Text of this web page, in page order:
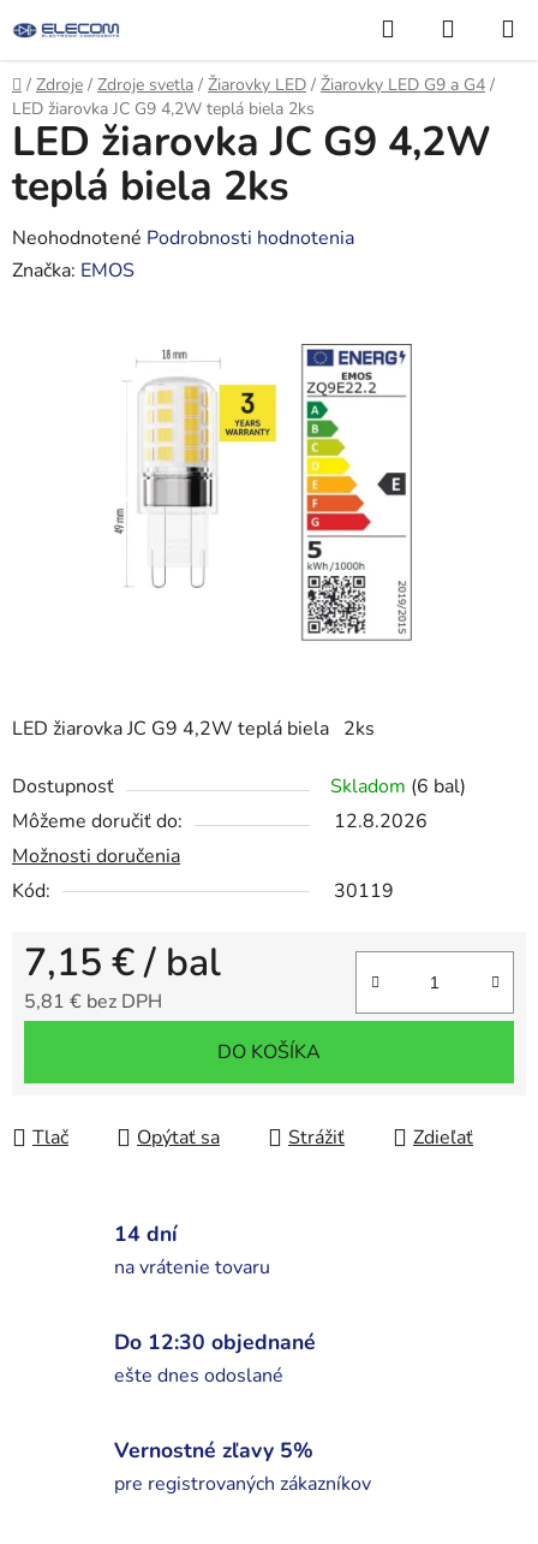
na
obsah
Hľadať
KOŠÍK
Domov
/ Zdroje / Zdroje svetla / Žiarovky LED / Žiarovky LED G9 a G4 /
LED žiarovka JC G9 4,2W teplá biela 2ks
LED žiarovka JC G9 4,2W teplá biela 2ks
Dostupnosť Skladom (6 bal)
Môžeme doručiť do:
12.8.2026
Možnosti doručenia
Kód:
30119
7,15 €/ bal
5,81 € bez DPH
DO KOŠÍKA
Tlač Opýtať sa Strážiť Zdieľať
LED žiarovka JC G9 4,2W
teplá biela 2ks
Priemerné
hodnotenie
Neohodnotené Podrobnosti hodnotenia
Značka: EMOS
14 dní
na vrátenie tovaru
Do 12:30 objednané
ešte dnes odoslané
Vernostné zľavy 5%
pre registrovaných zákazníkov